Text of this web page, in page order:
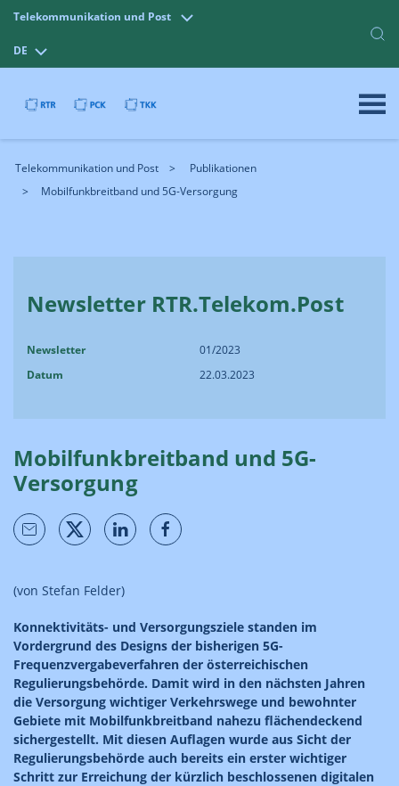
Telekommunikation und Post
DE
Telekommunikation und Post
Publikationen
Mobilfunkbreitband und 5G-Versorgung
Newsletter RTR.Telekom.Post
Newsletter
01/2023
Datum
22.03.2023
Mobilfunkbreitband und 5G-
Versorgung
(von Stefan Felder)
Konnektivitäts- und Versorgungsziele standen im
Vordergrund des Designs der bisherigen 5G-
Frequenzvergabeverfahren der österreichischen
Regulierungsbehörde. Damit wird in den nächsten Jahren
die Versorgung wichtiger Verkehrswege und bewohnter
Gebiete mit Mobilfunkbreitband nahezu flächendeckend
sichergestellt. Mit diesen Auflagen wurde aus Sicht der
Regulierungsbehörde auch bereits ein erster wichtiger
Schritt zur Erreichung der kürzlich beschlossenen digitalen